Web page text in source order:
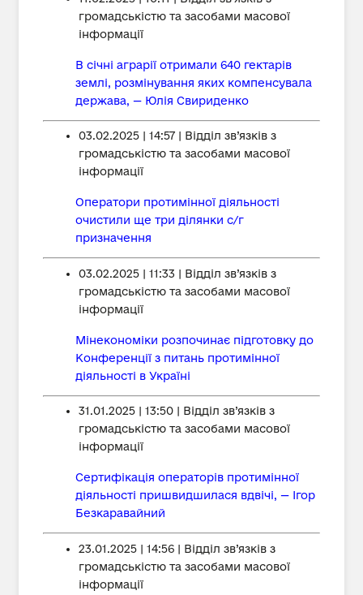
громадськістю та засобами масової
інформації
В січні аграрії отримали 640 гектарів
землі, розмінування яких компенсувала
держава, — Юлія Свириденко
03.02.2025 | 14:57 | Відділ зв’язків з
громадськістю та засобами масової
інформації
Оператори протимінної діяльності
очистили ще три ділянки с/г
призначення
03.02.2025 | 11:33 | Відділ зв’язків з
громадськістю та засобами масової
інформації
Мінекономіки розпочинає підготовку до
Конференції з питань протимінної
діяльності в Україні
31.01.2025 | 13:50 | Відділ зв’язків з
громадськістю та засобами масової
інформації
Сертифікація операторів протимінної
діяльності пришвидшилася вдвічі, — Ігор
Безкаравайний
23.01.2025 | 14:56 | Відділ зв’язків з
громадськістю та засобами масової
інформації